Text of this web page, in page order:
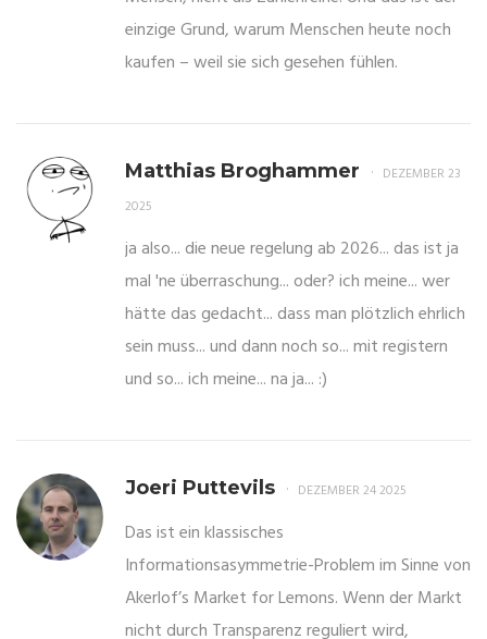
einzige Grund, warum Menschen heute noch
kaufen – weil sie sich gesehen fühlen.
Matthias Broghammer
DEZEMBER 23
2025
ja also... die neue regelung ab 2026... das ist ja
mal 'ne überraschung... oder? ich meine... wer
hätte das gedacht... dass man plötzlich ehrlich
sein muss... und dann noch so... mit registern
und so... ich meine... na ja... :)
Joeri Puttevils DEZEMBER 24 2025
Das ist ein klassisches
Informationsasymmetrie-Problem im Sinne von
Akerlof’s Market for Lemons. Wenn der Markt
nicht durch Transparenz reguliert wird,